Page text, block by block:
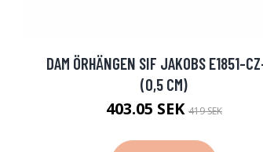
DAM ÖRHÄNGEN SIF JAKOBS E1851-
(0,5 CM)
403.05 SEK 419 SEK